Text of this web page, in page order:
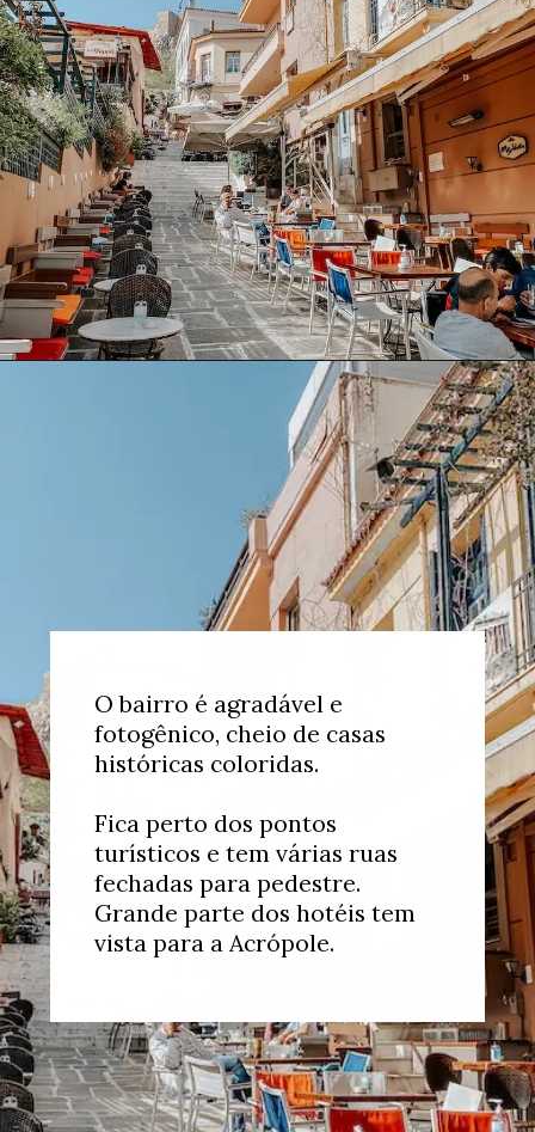
https://www.booking.com/searchresults.xb.html?district=1046&aid=367502&no_rooms=1&group_adults=2&label=onde-ficar-atenas
O bairro é agradável e
fotogênico, cheio de casas
históricas coloridas.
Fica perto dos pontos
turísticos e tem várias ruas
fechadas para pedestre.
Grande parte dos hotéis tem
vista para a Acrópole.